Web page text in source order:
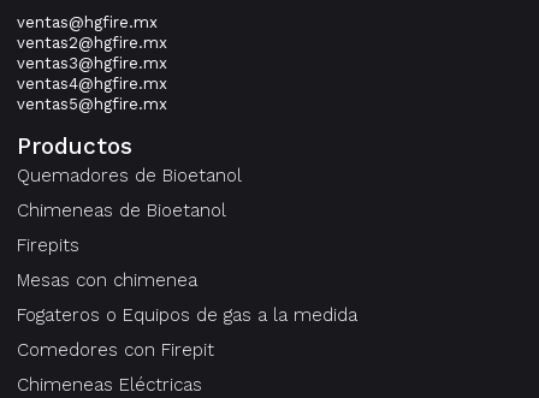
ventas@hgfire.mx
ventas2@hgfire.mx
ventas3@hgfire.mx
ventas4@hgfire.mx
ventas5@hgfire.mx
Productos
Quemadores de Bioetanol
Chimeneas de Bioetanol
Firepits
Mesas con chimenea
Fogateros o Equipos de gas a la medida
Comedores con Firepit
Chimeneas Eléctricas